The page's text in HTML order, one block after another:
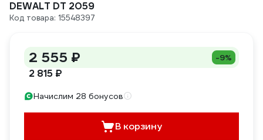
DEWALT DT 2059
Код товара: 15548397
2 555 ₽ -9%
2 815 ₽
Начислим 28 бонусов
В корзину